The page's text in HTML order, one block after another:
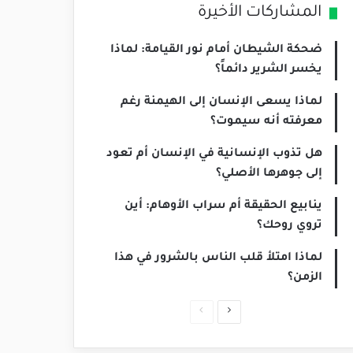
المشاركات الأخيرة
ضحكة الشيطان أمام نور القيامة: لماذا
يخسر الشرير دائماً؟
لماذا يسعى الإنسان إلى الهيمنة رغم
معرفته أنه سيموت؟
هل تذوب الإنسانية في الإنسان أم تعود
إلى جوهرها الأصلي؟
ينابيع الحقيقة أم سراب الأوهام: أين
تروي روحك؟
لماذا امتلأ قلب الناس بالشرور في هذا
الزمن؟
ا